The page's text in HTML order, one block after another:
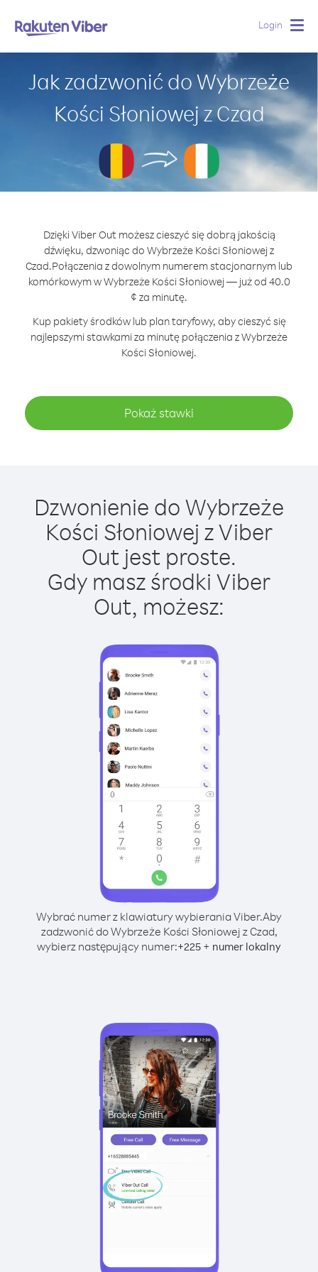
Login
Jak zadzwonić do Wybrzeże
Kości Słoniowej z Czad
Dzięki Viber Out możesz cieszyć się dobrą jakością
dźwięku, dzwoniąc do Wybrzeże Kości Słoniowej z
Czad.Połączenia z dowolnym numerem stacjonarnym lub
komórkowym w Wybrzeże Kości Słoniowej — już od 40.0
¢ za minutę.
Kup pakiety środków lub plan taryfowy, aby cieszyć się
najlepszymi stawkami za minutę połączenia z Wybrzeże
Kości Słoniowej.
Pokaż stawki
Dzwonienie do Wybrzeże
Kości Słoniowej z Viber
Out jest proste.
Gdy masz środki Viber
Out, możesz:
Wybrać numer z klawiatury wybierania Viber.Aby
zadzwonić do Wybrzeże Kości Słoniowej z Czad,
wybierz następujący numer:+225 + numer lokalny